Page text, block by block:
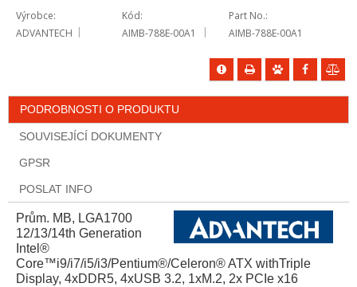
Výrobce
ADVANTECH
Kód
AIMB-788E-00A1
Part No.
AIMB-788E-00A1
PODROBNOSTI O PRODUKTU
SOUVISEJÍCÍ DOKUMENTY
GPSR
POSLAT INFO
Prům. MB, LGA1700
12/13/14th Generation
Intel®
Core™i9/i7/i5/i3/Pentium®/Celeron® ATX withTriple
Display, 4xDDR5, 4xUSB 3.2, 1xM.2, 2x PCIe x16